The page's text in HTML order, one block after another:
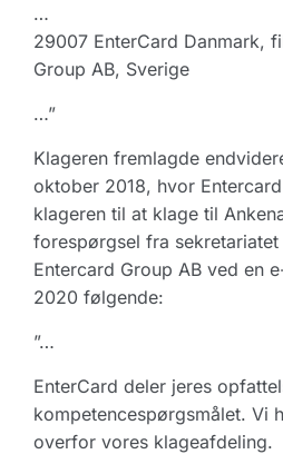
…
29007 EnterCard Danmark,
Group AB, Sverige
…”
Klageren fremlagde
oktober 2018, hvor
klageren til at klage til
forespørgsel fra
Entercard Group AB ved en
2020 følgende:
”…
EnterCard deler jeres
kompetencespørgsmålet. Vi
overfor vores klageafdeling.